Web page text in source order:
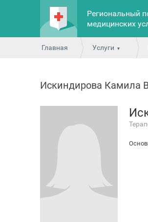
Региональный
медицинских
Главная Услуги
Искиндирова Камила